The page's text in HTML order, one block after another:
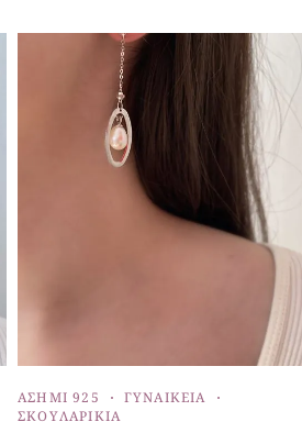
ΑΣΉΜΙ 925
ΓΥΝΑΙΚΕΊΑ
ΣΚΟΥΛΑΡΊΚΙΑ